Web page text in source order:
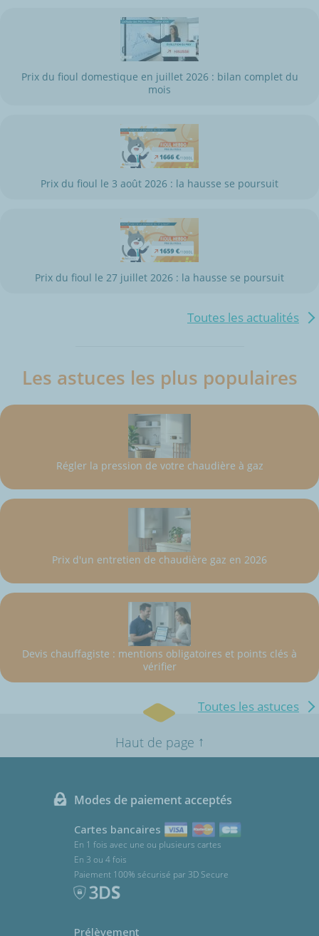
Prix du fioul domestique en juillet 2026 : bilan complet du
mois
Prix du fioul le 3 août 2026 : la hausse se poursuit
Prix du fioul le 27 juillet 2026 : la hausse se poursuit
Toutes les actualités
Les astuces les plus populaires
Régler la pression de votre chaudière à gaz
Prix d'un entretien de chaudière gaz en 2026
Devis chauffagiste : mentions obligatoires et points clés à
vérifier
Toutes les astuces
Haut de page ↑
Modes de paiement acceptés
Cartes bancaires
En 1 fois avec une ou plusieurs cartes
En 3 ou 4 fois
Paiement 100% sécurisé par 3D Secure
Prélèvement